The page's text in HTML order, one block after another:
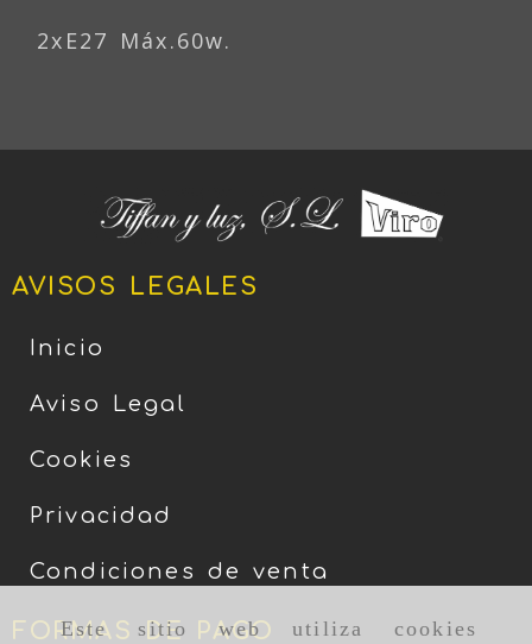
Este sitio web utiliza cookies
2xE27 Máx.60w.
AVISOS LEGALES
Inicio
Aviso Legal
Cookies
Privacidad
Condiciones de venta
FORMAS DE PAGO